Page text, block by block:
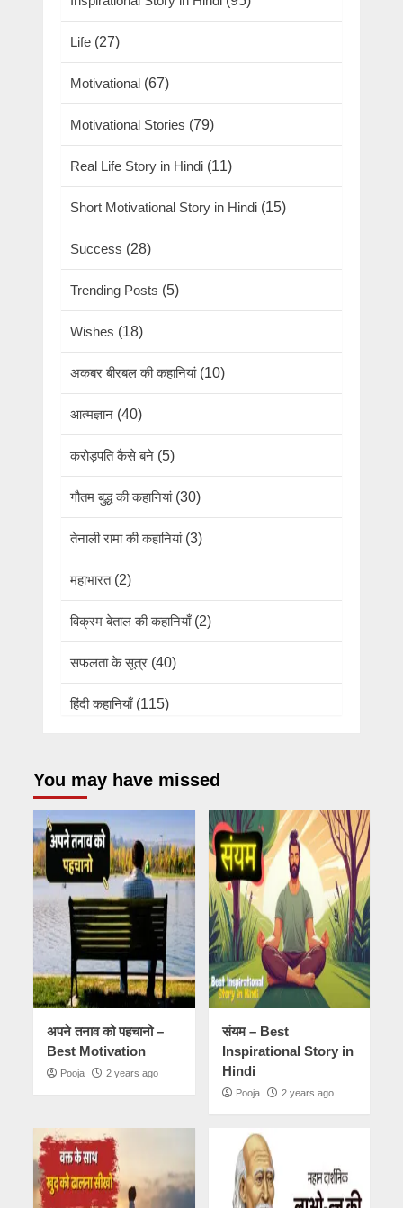
Life (27)
Motivational (67)
Motivational Stories (79)
Real Life Story in Hindi (11)
Short Motivational Story in Hindi (15)
Success (28)
Trending Posts (5)
Wishes (18)
अकबर बीरबल की कहानियां(10)
आत्मज्ञान (40)
करोड़पति कैसे बने (5)
गौतम बुद्ध की कहानियां(30)
तेनाली रामा की कहानियां(3)
महाभारत(2)
विक्रम बेताल की कहानियाँ(2)
सफलता के सूत्र (40)
हिंदी कहानियाँ(115)
You may have missed
अपने तनाव को पहचानो –
Best Motivation
Pooja 2 years ago
संयम – Best
Inspirational Story in
Hindi
Pooja 2 years ago